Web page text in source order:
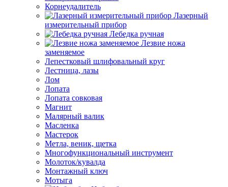
Корнеудалитель
Лазерный
измерительный прибор
Лебедка ручная
Лезвие ножа
заменяемое
Лепестковый шлифовальный круг
Лестница, лазы
Лом
Лопата
Лопата совковая
Магнит
Малярный валик
Масленка
Мастерок
Метла, веник, щетка
Многофункциональный инструмент
Молоток/кувалда
Монтажный ключ
Мотыга